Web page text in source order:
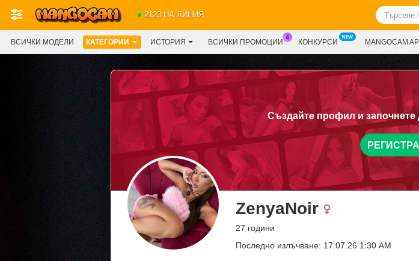
2123 НА ЛИНИЯ
ВСИЧКИ МОДЕЛИ КАТЕГОРИИ ИСТОРИЯ ВСИЧКИ ПРОМОЦИИ КОНКУРСИ MANGOCAM
Създайте профил и започнете
ZenyaNoir
27 години
Последно излъчване: 17.07.26 1:30 AM